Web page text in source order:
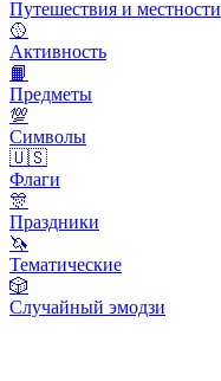
Путешествия и местности
🥎
Активность
📙
Предметы
💯
Символы
🇺🇸
Флаги
🎊
Праздники
🦄
Тематические
🎲
Случайный эмодзи